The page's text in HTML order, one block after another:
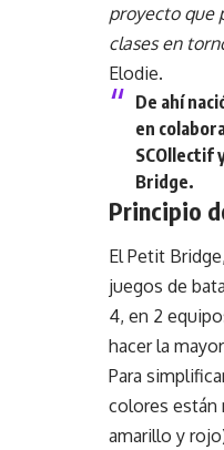
proyecto que
clases en
Elodie.
De ahí
en
SCOllectif
Bridge.
Principio
El Petit
juegos de
4, en 2
hacer la
Para
colores están
amarillo y